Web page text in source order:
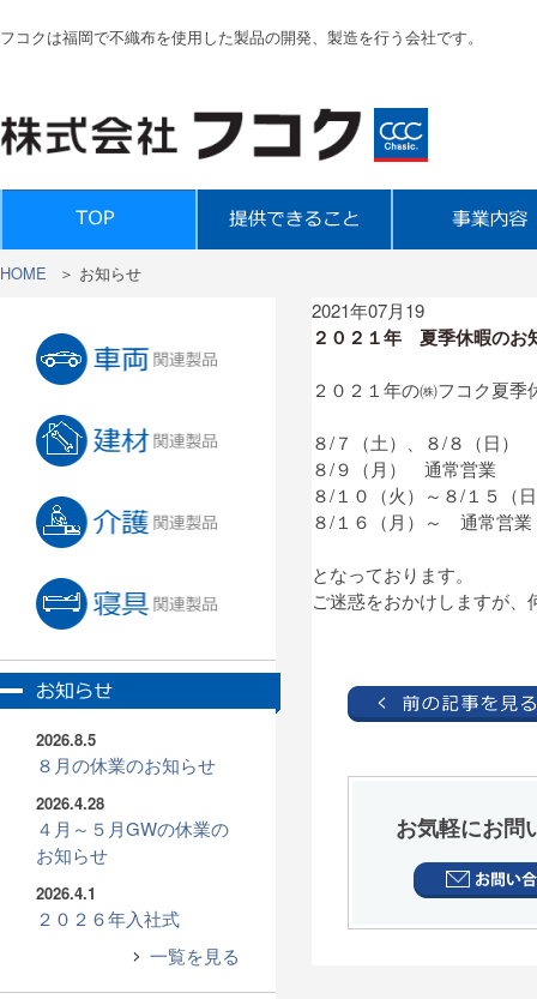
フコクは福岡で不織布を使用した製品の開発、製造を行う会社です。
HOME ＞ お知らせ
2026.8.5
８月の休業のお知らせ
2026.4.28
４月～５月GWの休業の
お知らせ
2026.4.1
２０２６年入社式
一覧を見る
2021年07月19
２０２１年 夏季休暇のお
２０２１年の㈱フコク夏
８/７（土）、８/８（日）
８/９（月） 通常営業
８/１０（火）～８/１５（
８/１６（月）～ 通常営業
となっております。
ご迷惑をおかけしますが
お気軽にお問